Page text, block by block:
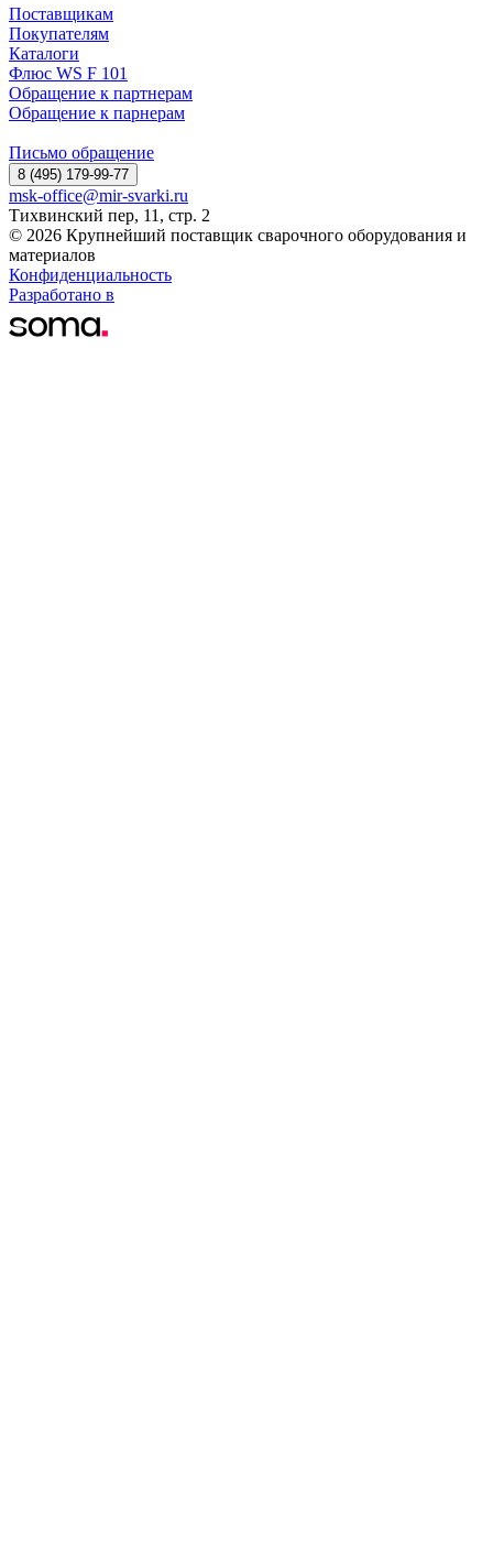
Поставщикам
Покупателям
Каталоги
Флюс WS F 101
Обращение к партнерам
Обращение к парнерам
Письмо обращение
8 (495) 179-99-77
msk-office@mir-svarki.ru
Тихвинский пер, 11, стр. 2
© 2026 Крупнейший поставщик сварочного оборудования и
материалов
Конфиденциальность
Разработано в